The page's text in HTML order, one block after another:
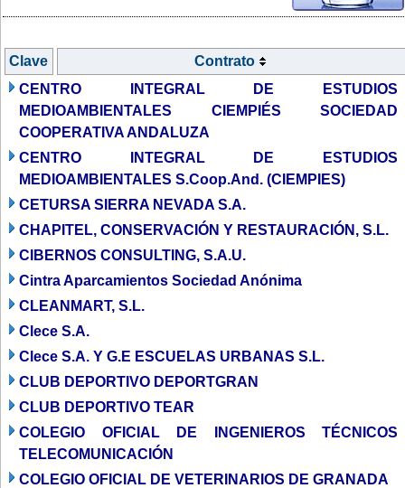
Clave
Contrato
CENTRO INTEGRAL DE ESTUDIOS
MEDIOAMBIENTALES CIEMPIÉS SOCIEDAD
COOPERATIVA ANDALUZA
CENTRO INTEGRAL DE ESTUDIOS
MEDIOAMBIENTALES S.Coop.And. (CIEMPIES)
CETURSA SIERRA NEVADA S.A.
CHAPITEL, CONSERVACIÓN Y RESTAURACIÓN, S.L.
CIBERNOS CONSULTING, S.A.U.
Cintra Aparcamientos Sociedad Anónima
CLEANMART, S.L.
Clece S.A.
Clece S.A. Y G.E ESCUELAS URBANAS S.L.
CLUB DEPORTIVO DEPORTGRAN
CLUB DEPORTIVO TEAR
COLEGIO OFICIAL DE INGENIEROS TÉCNICOS
TELECOMUNICACIÓN
COLEGIO OFICIAL DE VETERINARIOS DE GRANADA